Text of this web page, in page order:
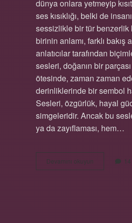
dünya onlara yetmeyip
ses kısıklığı, belki de
sessizlikle bir tür benzerlik
birinin anlamı, farklı bakış
anlatıcılar tarafından
sesleri, doğanın bir
ötesinde, zaman zaman
derinliklerinde bir sembol
Sesleri, özgürlük, hayal
simgeleridir. Ancak bu
ya da zayıflaması, hem…
Devamını okuyunKuşlarda
ses